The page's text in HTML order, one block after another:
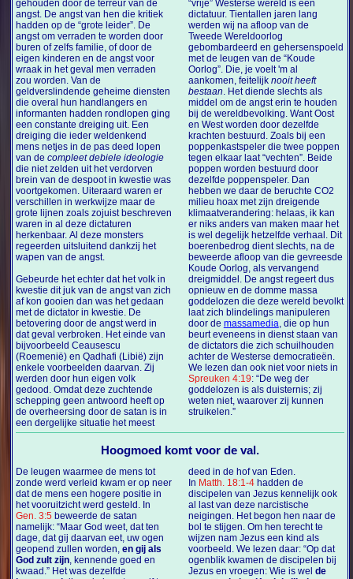
gehouden door de terreur van de
angst. De angst van hen die kritiek
hadden op de “grote leider”. De
angst om verraden te worden door
buren of zelfs familie, of door de
eigen kinderen en de angst voor
wraak in het geval men verraden
zou worden. Van de
geldverslindende geheime diensten
die overal hun handlangers en
informanten hadden rondlopen ging
een constante dreiging uit. Een
dreiging die ieder weldenkend
mens netjes in de pas deed lopen
van decompleet debiele ideologie
die niet zelden uit het verdorven
brein van de despoot in kwestie was
voortgekomen. Uiteraard waren er
verschillen in werkwijze maar de
grote lijnen zoals zojuist beschreven
waren in al deze dictaturen
herkenbaar. Al deze monsters
regeerden uitsluitend dankzij het
wapen van de angst.
Gebeurde het echter dat het volk in
kwestie dit juk van de angst van zich
af kon gooien dan was het gedaan
met de dictator in kwestie. De
betovering door de angst werd in
dat geval verbroken. Het einde van
bijvoorbeeld Ceausescu
(Roemenië) en Qadhafi (Libië) zijn
enkele voorbeelden daarvan. Zij
werden door hun eigen volk
gedood. Omdat deze zuchtende
schepping geen antwoord heeft op
de overheersing door de satan is in
een dergelijke situatie het meest
“vrije” Westerse wereld is een
dictatuur. Tientallen jaren lang
werden wij na afloop van de
Tweede Wereldoorlog
gebombardeerd en gehersenspoeld
met de leugen van de “Koude
Oorlog”. Die, je voelt 'm al
aankomen, feitelijk nooit heeft
bestaan. Het diende slechts als
middel om de angst erin te houden
bij de wereldbevolking. Want Oost
en West worden door dezelfde
krachten bestuurd. Zoals bij een
poppenkastspeler die twee poppen
tegen elkaar laat “vechten”. Beide
poppen worden bestuurd door
dezelfde poppenspeler. Dan
hebben we daar de beruchte CO2
milieu hoax met zijn dreigende
klimaatverandering: helaas, ik kan
er niks anders van maken maar het
is wel degelijk hetzelfde verhaal. Dit
boerenbedrog dient slechts, na de
beweerde afloop van die gevreesde
Koude Oorlog, als vervangend
dreigmiddel. De angst regeert dus
opnieuw en de domme massa
goddelozen die deze wereld bevolkt
laat zich blindelings manipuleren
door de massamedia, die op hun
beurt eveneens in dienst staan van
de dictators die zich schuilhouden
achter de Westerse democratieën.
We lezen dan ook niet voor niets in
Spreuken 4:19: “De weg der
goddelozen is als duisternis; zij
weten niet, waarover zij kunnen
struikelen.”
Hoogmoed komt voor de val.
De leugen waarmee de mens tot
zonde werd verleid kwam er op neer
dat de mens een hogere positie in
het vooruitzicht werd gesteld. In
Gen. 3:5 beweerde de satan
namelijk: “Maar God weet, dat ten
dage, dat gij daarvan eet, uw ogen
geopend zullen worden,en gij als
God zult zijn, kennende goed en
kwaad.” Het was dezelfde
deed in de hof van Eden.
In Matth. 18:1-4hadden de
discipelen van Jezus kennelijk ook
al last van deze narcistische
neigingen. Het begon hen naar de
bol te stijgen. Om hen terecht te
wijzen nam Jezus een kind als
voorbeeld. We lezen daar: “Op dat
ogenblik kwamen de discipelen bij
Jezus en vroegen: Wie is wel de